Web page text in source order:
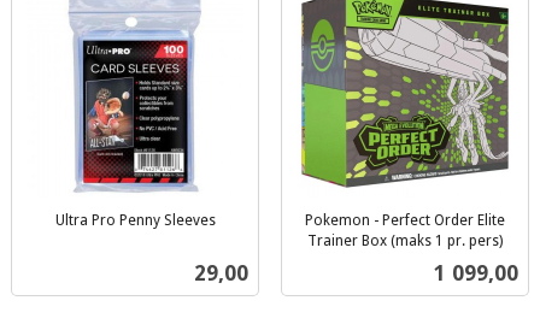
Ultra Pro Penny Sleeves
Pris
29,00
Pokemon - Perfect Order Elite
Trainer Box (maks 1 pr. pers)
Pris
1 099,00